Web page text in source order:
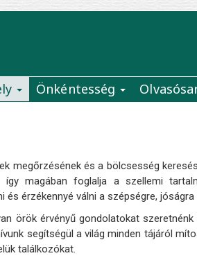
Önkéntesség
megőrzésének és a bölcsesség
így magában foglalja a szellemi
és érzékennyé válni a szépségre,
örök érvényű gondolatokat
segítségül a világ minden tájáról
találkozókat.